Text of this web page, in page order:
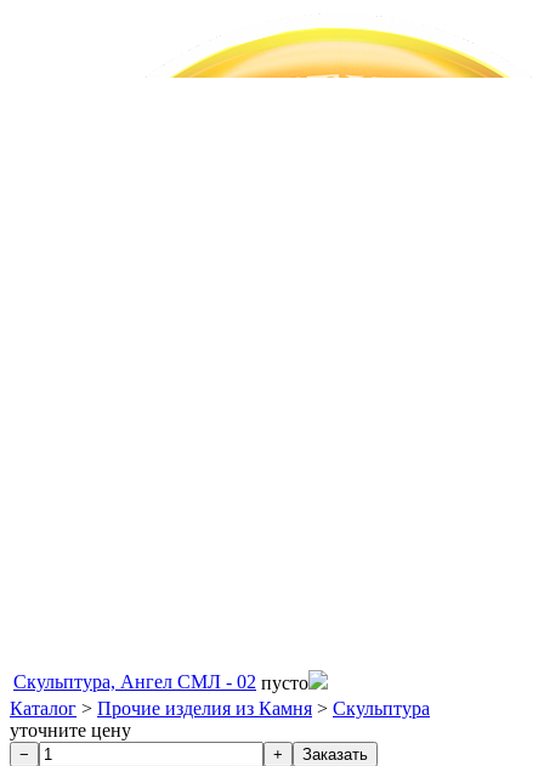
Скульптура, Ангел СМЛ - 02 пусто
Каталог > Прочие изделия из Камня > Скульптура
уточните цену